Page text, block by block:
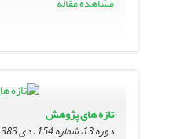
تازه هاى پژوهش
دوره 13، شماره 154 ، دی 1383